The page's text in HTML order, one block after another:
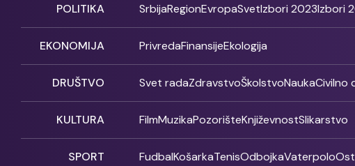
POLITIKA SrbijaRegionEvropaSvetIzbori 2023Izbori
EKONOMIJA PrivredaFinansijeEkologija
DRUŠTVO Svet radaZdravstvoŠkolstvoNaukaCivilno
KULTURA FilmMuzikaPozorišteKnjiževnostSlikarstvo
SPORT FudbalKošarkaTenisOdbojkaVaterpolo